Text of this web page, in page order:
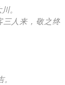
。
人来，敬之终